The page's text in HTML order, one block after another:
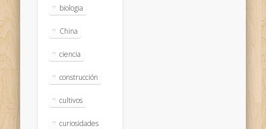
biologia
China
ciencia
construcción
cultivos
curiosidades